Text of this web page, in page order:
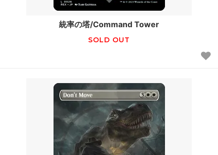
統率の塔/Command Tower
SOLD OUT